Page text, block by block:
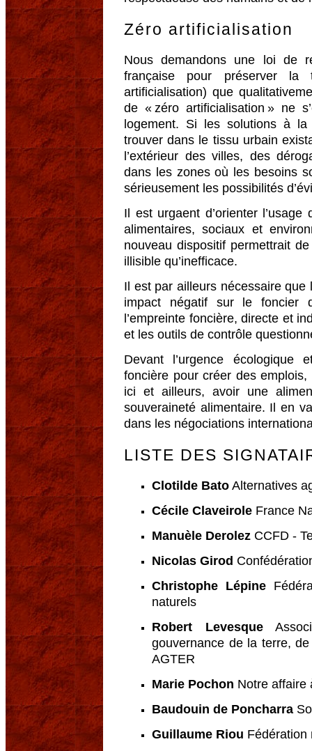
Zéro artificialisation
Nous demandons une loi de
française pour préserver la
artificialisation) que
de « zéro artificialisation » ne
logement. Si les solutions à
trouver dans le tissu urbain
l’extérieur des villes, des
dans les zones où les besoins
sérieusement les possibilités
Il est urgaent d’orienter
alimentaires, sociaux et
nouveau dispositif permettrait
illisible qu’inefficace.
Il est par ailleurs nécessaire
impact négatif sur le foncier
l’empreinte foncière, directe et
et les outils de contrôle
Devant l’urgence
foncière pour créer des
ici et ailleurs, avoir une
souveraineté alimentaire. Il en
dans les négociations
LISTE DES
Clotilde Bato Alternatives
Cécile Claveirole France
Manuèle Derolez CCFD -
Nicolas Girod
Christophe Lépine
naturels
Robert Levesque
gouvernance de la terre,
AGTER
Marie Pochon Notre affaire
Baudouin de Poncharra
Guillaume Riou Fédération